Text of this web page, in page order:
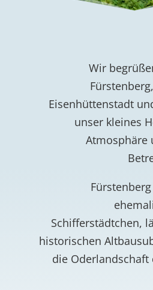
Wir
Eisenhüttenstadt
unser kleines
Atmosphäre
Schifferstädtchen,
historischen
die Oderlandschaft